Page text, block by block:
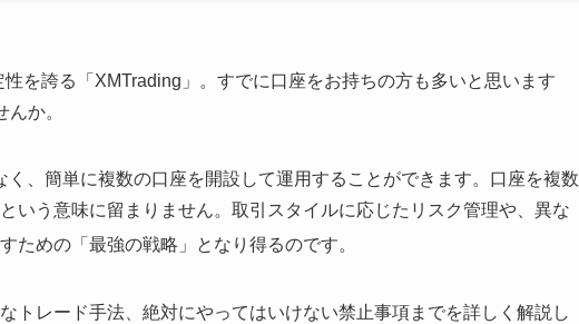
を誇る「XMTrading」。すでに口座をお持ちの方も多いと思います
か。
、簡単に複数の口座を開設して運用することができます。口座を複数
いう意味に留まりません。取引スタイルに応じたリスク管理や、異な
ための「最強の戦略」となり得るのです。
トレード手法、絶対にやってはいけない禁止事項までを詳しく解説し